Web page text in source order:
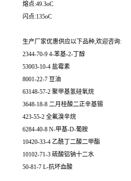
熔点:49.3oC
闪点:135oC
生产厂家优惠供应以下品种,欢迎咨询:
2344-70-9 4-苯基-2-丁醇
53003-10-4 盐霉素
8001-22-7 豆油
63148-57-2 聚甲基氢硅氧烷
3648-18-8 二月桂酸二正辛基锡
423-55-2 全氟溴辛烷
6284-40-8 N-甲基-D-葡胺
10420-33-4 乙酰丁二酸二甲酯
10102-71-3 硫酸铝钠十二水
50-81-7 L-抗坏血酸